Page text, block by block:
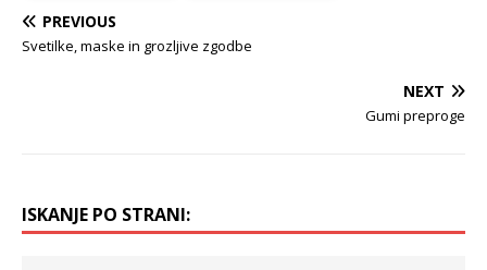
PREVIOUS
Svetilke, maske in grozljive zgodbe
NEXT
Gumi preproge
ISKANJE PO STRANI: